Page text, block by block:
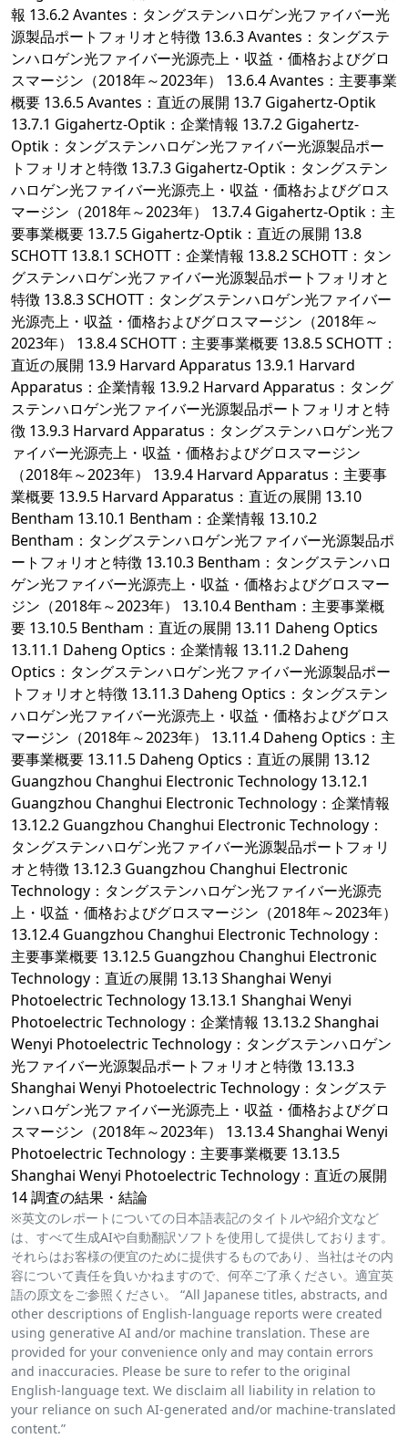
報 13.6.2 Avantes：タングステンハロゲン光ファイバー光
源製品ポートフォリオと特徴 13.6.3 Avantes：タングステ
ンハロゲン光ファイバー光源売上・収益・価格およびグロ
スマージン（2018年～2023年） 13.6.4 Avantes：主要事業
概要 13.6.5 Avantes：直近の展開 13.7 Gigahertz-Optik
13.7.1 Gigahertz-Optik：企業情報 13.7.2 Gigahertz-
Optik：タングステンハロゲン光ファイバー光源製品ポー
トフォリオと特徴 13.7.3 Gigahertz-Optik：タングステン
ハロゲン光ファイバー光源売上・収益・価格およびグロス
マージン（2018年～2023年） 13.7.4 Gigahertz-Optik：主
要事業概要 13.7.5 Gigahertz-Optik：直近の展開 13.8
SCHOTT 13.8.1 SCHOTT：企業情報 13.8.2 SCHOTT：タン
グステンハロゲン光ファイバー光源製品ポートフォリオと
特徴 13.8.3 SCHOTT：タングステンハロゲン光ファイバー
光源売上・収益・価格およびグロスマージン（2018年～
2023年） 13.8.4 SCHOTT：主要事業概要 13.8.5 SCHOTT：
直近の展開 13.9 Harvard Apparatus 13.9.1 Harvard
Apparatus：企業情報 13.9.2 Harvard Apparatus：タング
ステンハロゲン光ファイバー光源製品ポートフォリオと特
徴 13.9.3 Harvard Apparatus：タングステンハロゲン光フ
ァイバー光源売上・収益・価格およびグロスマージン
（2018年～2023年） 13.9.4 Harvard Apparatus：主要事
業概要 13.9.5 Harvard Apparatus：直近の展開 13.10
Bentham 13.10.1 Bentham：企業情報 13.10.2
Bentham：タングステンハロゲン光ファイバー光源製品ポ
ートフォリオと特徴 13.10.3 Bentham：タングステンハロ
ゲン光ファイバー光源売上・収益・価格およびグロスマー
ジン（2018年～2023年） 13.10.4 Bentham：主要事業概
要 13.10.5 Bentham：直近の展開 13.11 Daheng Optics
13.11.1 Daheng Optics：企業情報 13.11.2 Daheng
Optics：タングステンハロゲン光ファイバー光源製品ポー
トフォリオと特徴 13.11.3 Daheng Optics：タングステン
ハロゲン光ファイバー光源売上・収益・価格およびグロス
マージン（2018年～2023年） 13.11.4 Daheng Optics：主
要事業概要 13.11.5 Daheng Optics：直近の展開 13.12
Guangzhou Changhui Electronic Technology 13.12.1
Guangzhou Changhui Electronic Technology：企業情報
13.12.2 Guangzhou Changhui Electronic Technology：
タングステンハロゲン光ファイバー光源製品ポートフォリ
オと特徴 13.12.3 Guangzhou Changhui Electronic
Technology：タングステンハロゲン光ファイバー光源売
上・収益・価格およびグロスマージン（2018年～2023年）
13.12.4 Guangzhou Changhui Electronic Technology：
主要事業概要 13.12.5 Guangzhou Changhui Electronic
Technology：直近の展開 13.13 Shanghai Wenyi
Photoelectric Technology 13.13.1 Shanghai Wenyi
Photoelectric Technology：企業情報 13.13.2 Shanghai
Wenyi Photoelectric Technology：タングステンハロゲン
光ファイバー光源製品ポートフォリオと特徴 13.13.3
Shanghai Wenyi Photoelectric Technology：タングステ
ンハロゲン光ファイバー光源売上・収益・価格およびグロ
スマージン（2018年～2023年） 13.13.4 Shanghai Wenyi
Photoelectric Technology：主要事業概要 13.13.5
Shanghai Wenyi Photoelectric Technology：直近の展開
14 調査の結果・結論
※英文のレポートについての日本語表記のタイトルや紹介文など
は、すべて生成AIや自動翻訳ソフトを使用して提供しております。
それらはお客様の便宜のために提供するものであり、当社はその内
容について責任を負いかねますので、何卒ご了承ください。適宜英
語の原文をご参照ください。 “All Japanese titles, abstracts, and
other descriptions of English-language reports were created
using generative AI and/or machine translation. These are
provided for your convenience only and may contain errors
and inaccuracies. Please be sure to refer to the original
English-language text. We disclaim all liability in relation to
your reliance on such AI-generated and/or machine-translated
content.”